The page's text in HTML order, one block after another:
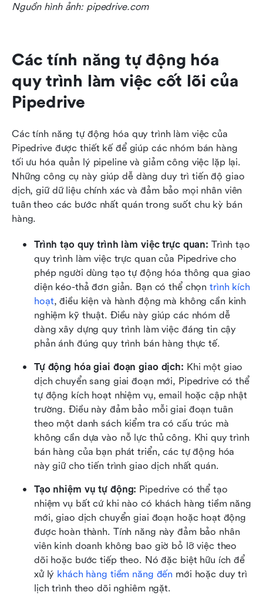
Nguồn hình ảnh: pipedrive.com
Các tính năng tự động hóa
quy trình làm việc cốt lõi của
Pipedrive
Các tính năng tự động hóa quy trình làm việc của
Pipedrive được thiết kế để giúp các nhóm bán hàng
tối ưu hóa quản lý pipeline và giảm công việc lặp lại.
Những công cụ này giúp dễ dàng duy trì tiến độ giao
dịch, giữ dữ liệu chính xác và đảm bảo mọi nhân viên
tuân theo các bước nhất quán trong suốt chu kỳ bán
hàng.
Trình tạo quy trình làm việc trực quan: Trình tạo
quy trình làm việc trực quan của Pipedrive cho
phép người dùng tạo tự động hóa thông qua giao
diện kéo-thả đơn giản. Bạn có thể chọn trình kích
hoạt, điều kiện và hành động mà không cần kinh
nghiệm kỹ thuật. Điều này giúp các nhóm dễ
dàng xây dựng quy trình làm việc đáng tin cậy
phản ánh đúng quy trình bán hàng thực tế.
Tự động hóa giai đoạn giao dịch: Khi một giao
dịch chuyển sang giai đoạn mới, Pipedrive có thể
tự động kích hoạt nhiệm vụ, email hoặc cập nhật
trường. Điều này đảm bảo mỗi giai đoạn tuân
theo một danh sách kiểm tra có cấu trúc mà
không cần dựa vào nỗ lực thủ công. Khi quy trình
bán hàng của bạn phát triển, các tự động hóa
này giữ cho tiến trình giao dịch nhất quán.
Tạo nhiệm vụ tự động: Pipedrive có thể tạo
nhiệm vụ bất cứ khi nào có khách hàng tiềm năng
mới, giao dịch chuyển giai đoạn hoặc hoạt động
được hoàn thành. Tính năng này đảm bảo nhân
viên kinh doanh không bao giờ bỏ lỡ việc theo
dõi hoặc bước tiếp theo. Nó đặc biệt hữu ích để
xử lý khách hàng tiềm năng đến mới hoặc duy trì
lịch trình theo dõi nghiêm ngặt.